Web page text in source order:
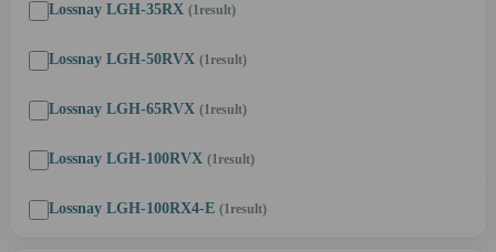
Lossnay LGH-35RX (1result)
Lossnay LGH-50RVX (1result)
Lossnay LGH-65RVX (1result)
Lossnay LGH-100RVX (1result)
Lossnay LGH-100RX4-E (1result)